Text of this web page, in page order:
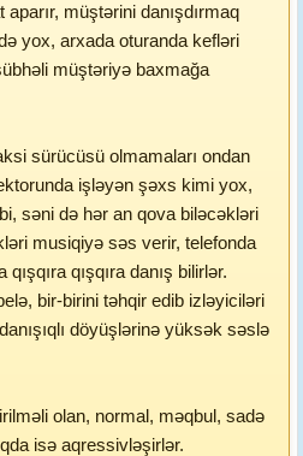
müştərini danışdırmaq
yox, arxada oturanda kefləri
müştəriyə baxmağa
sürücüsü olmamaları ondan
işləyən şəxs kimi yox,
səni də hər an qova biləcəkləri
musiqiyə səs verir, telefonda
qışqıra danış bilirlər.
bir-birini təhqir edib izləyiciləri
döyüşlərinə yüksək səslə
olan, normal, məqbul, sadə
isə aqressivləşirlər.